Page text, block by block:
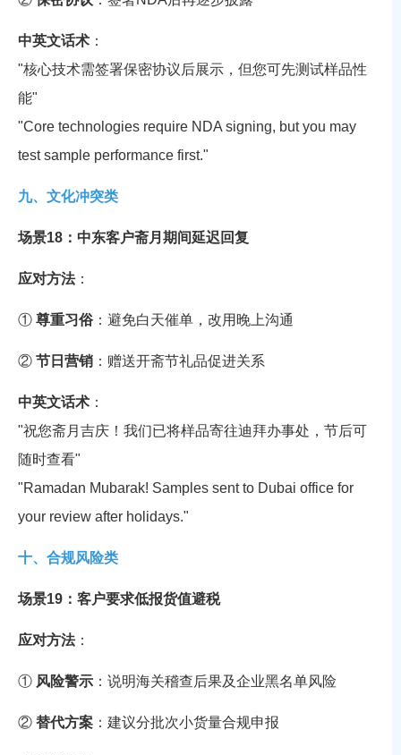
中英文话术 ：
"核心技术需签署保密协议后展示，但您可先测试样品性
能"
"Core technologies require NDA signing, but you may
test sample performance first."
九、文化冲突类
场景18：中东客户斋月期间延迟回复
应对方法：
① 尊重习俗：避免白天催单，改用晚上沟通
② 节日营销 ：赠送开斋节礼品促进关系
中英文话术 ：
"祝您斋月吉庆！我们已将样品寄往迪拜办事处，节后可
随时查看"
"Ramadan Mubarak! Samples sent to Dubai office for
your review after holidays."
十、合规风险类
场景19：客户要求低报货值避税
应对方法：
① 风险警示 ：说明海关稽查后果及企业黑名单风险
② 替代方案 ：建议分批次小货量合规申报